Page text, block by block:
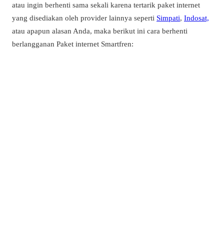
atau ingin berhenti sama sekali karena tertarik paket internet
yang disediakan oleh provider lainnya seperti Simpati, Indosat,
atau apapun alasan Anda, maka berikut ini cara berhenti
berlangganan Paket internet Smartfren: